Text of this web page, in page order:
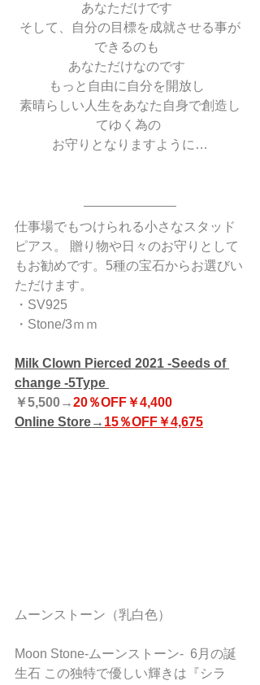
あなただけです
そして、自分の目標を成就させる事が
できるのも
あなただけなのです
もっと自由に自分を開放し
素晴らしい人生をあなた自身で創造し
てゆく為の
お守りとなりますように…
仕事場でもつけられる小さなスタッド
ピアス。 贈り物や日々のお守りとして
もお勧めです。5種の宝石からお選びい
ただけます。
・SV925
・Stone/3ｍｍ
Milk Clown Pierced 2021 -Seeds of
change -5Type
￥5,500→20％OFF￥4,400
Online Store→ 15％OFF￥4,675
ムーンストーン（乳白色）
Moon Stone-ムーンストーン-  6月の誕
生石 この独特で優しい輝きは『シラ